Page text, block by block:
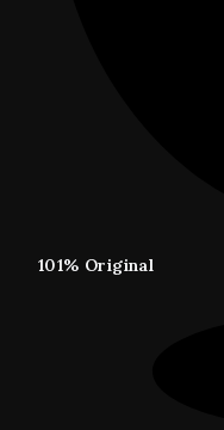
101% Original